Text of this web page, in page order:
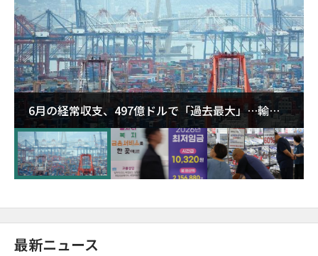
6月の経常収支、497億ドルで「過去最大」…輸出
が初の1000億ドル突破
最新ニュース